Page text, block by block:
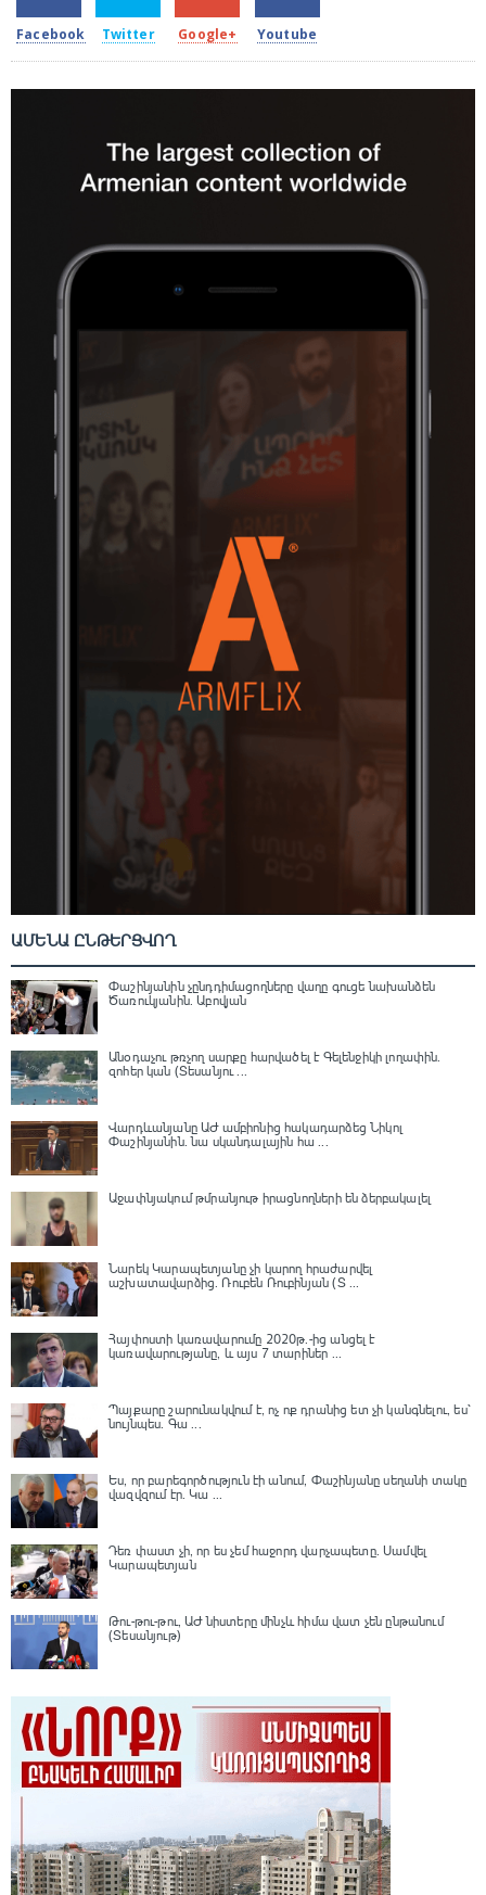
Facebook Twitter Google+ Youtube
ԱՄԵՆԱ ԸՆԹԵՐՑՎՈՂ
Փաշինյանին չընդդիմացողները վաղը գուցե նախանձեն
Ծառուկյանին. Աբովյան
Անօդաչու թռչող սարքը հարվածել է Գելենջիկի լողափին.
զոհեր կան (Տեսանյու ...
Վարդևանյանը ԱԺ ամբիոնից հակադարձեց Նիկոլ
Փաշինյանին․ նա սկանդալային հա ...
Աջափնյակում թմրանյութ իրացնողների են ձերբակալել
Նարեկ Կարապետյանը չի կարող հրաժարվել
աշխատավարձից. Ռուբեն Ռուբինյան (Տ ...
Հայփոստի կառավարումը 2020թ.-ից անցել է
կառավարությանը, և այս 7 տարիներ ...
Պայքարը շարունակվում է, ոչ ոք դրանից ետ չի կանգնելու, ես՝
նույնպես․ Գա ...
Ես, որ բարեգործություն էի անում, Փաշինյանը սեղանի տակը
վազվզում էր․ Կա ...
Դեռ փաստ չի, որ ես չեմ հաջորդ վարչապետը․ Սամվել
Կարապետյան
Թու-թու-թու, ԱԺ նիստերը մինչև հիմա վատ չեն ընթանում
(Տեսանյութ)